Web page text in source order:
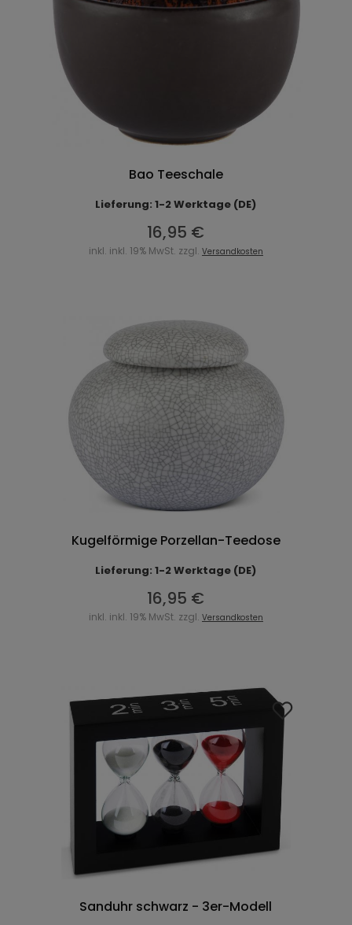
Bao Teeschale
Lieferung: 1-2 Werktage (DE)
16,95 €
inkl. inkl. 19% MwSt. zzgl. Versandkosten
Kugelförmige Porzellan-Teedose
Lieferung: 1-2 Werktage (DE)
16,95 €
inkl. inkl. 19% MwSt. zzgl. Versandkosten
Sanduhr schwarz - 3er-Modell